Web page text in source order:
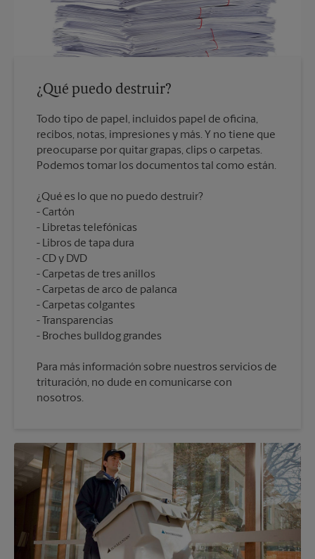
¿Qué puedo destruir?
Todo tipo de papel, incluidos papel de oficina,
recibos, notas, impresiones y más. Y no tiene que
preocuparse por quitar grapas, clips o carpetas.
¿Qué es lo que no puedo destruir?
Cartón
Libretas telefónicas
Libros de tapa dura
CD y DVD
Carpetas de tres anillos
Carpetas de arco de palanca
Carpetas colgantes
Transparencias
Para más información sobre nuestros servicios de
trituración, no dude en comunicarse con
nosotros.